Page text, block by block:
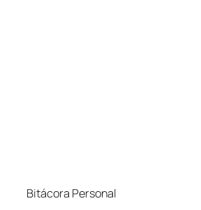
Bitácora Personal